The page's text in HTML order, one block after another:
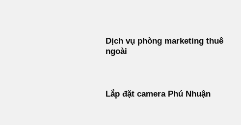
Dịch vụ phòng marketing thuê
ngoài
Lắp đặt camera Phú Nhuận